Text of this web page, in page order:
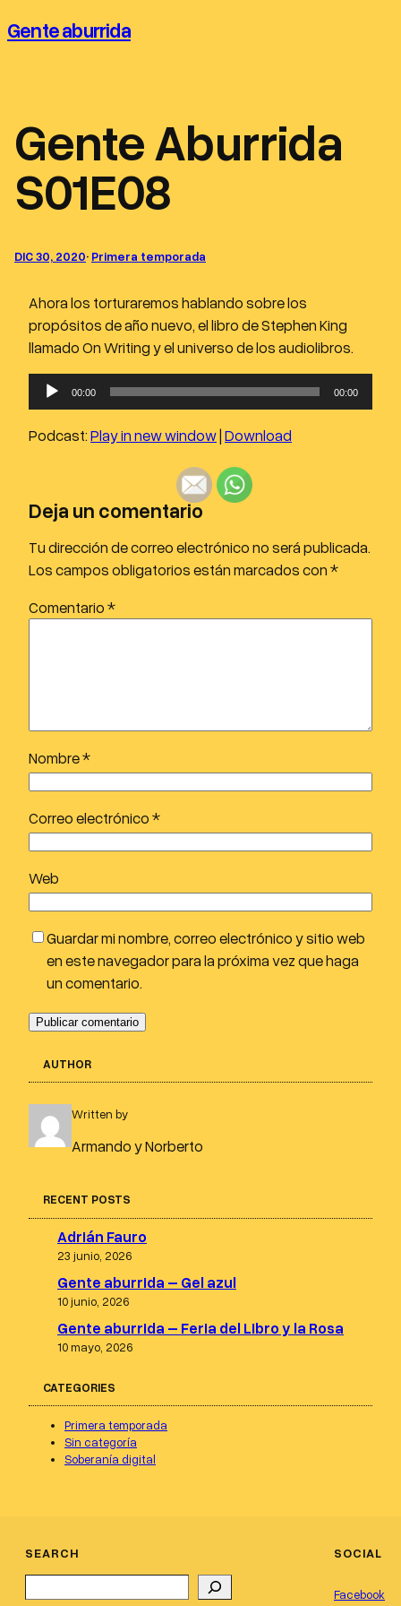
alGente aburrida
Gente Aburrida
S01E08
DIC 30, 2020· Primera temporada
Ahora los torturaremos hablando sobre los
propósitos de año nuevo, el libro de Stephen King
llamado On Writing y el universo de los audiolibros.
e
p
u
c
t
r
o
00:00 00:00
Podcast:Play in new window|Download
Deja un comentario
Tu dirección de correo electrónico no será publicada.
Los campos obligatorios están marcados con*
Comentario*
Nombre*
Correo electrónico*
Web
Guardar mi nombre, correo electrónico y sitio web
en este navegador para la próxima vez que haga
un comentario.
AUTHOR
Written by
Armando y Norberto
RECENT POSTS
Adrián Fauro
23 junio, 2026
Gente aburrida – Gel azul
10 junio, 2026
Gente aburrida – Feria del Libro y la Rosa
10 mayo, 2026
CATEGORIES
Primera temporada
Sin categoría
Soberanía digital
SEARCH SOCIAL
Facebook